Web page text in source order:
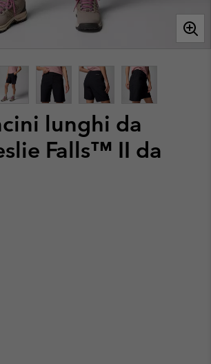
lunghi da
Falls™ II da